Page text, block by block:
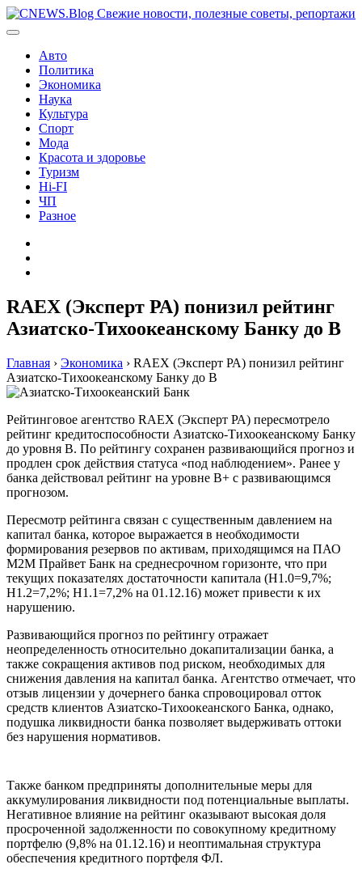
Перейти
к
Авто
Политика
Экономика
Наука
Культура
Спорт
Мода
Красота и здоровье
Туризм
Hi-FI
ЧП
Разное
RAEX (Эксперт РА) понизил рейтинг
Азиатско-Тихоокеанскому Банку до В
Главная › Экономика › RAEX (Эксперт РА) понизил рейтинг
Азиатско-Тихоокеанскому Банку до В
Рейтинговое агентство RAEX (Эксперт РА) пересмотрело
рейтинг кредитоспособности Азиатско-Тихоокеанскому Банку
до уровня В. По рейтингу сохранен развивающийся прогноз и
продлен срок действия статуса «под наблюдением». Ранее у
банка действовал рейтинг на уровне В+ с развивающимся
прогнозом.
Пересмотр рейтинга связан с существенным давлением на
капитал банка, которое выражается в необходимости
формирования резервов по активам, приходящимся на ПАО
М2М Прайвет Банк на среднесрочном горизонте, что при
текущих показателях достаточности капитала (Н1.0=9,7%;
Н1.2=7,2%; Н1.1=7,2% на 01.12.16) может привести к их
нарушению.
Развивающийся прогноз по рейтингу отражает
неопределенность относительно докапитализации банка, а
также сокращения активов под риском, необходимых для
снижения давления на капитал банка. Агентство отмечает, что
отзыв лицензии у дочернего банка спровоцировал отток
средств клиентов Азиатско-Тихоокеанского Банка, однако,
подушка ликвидности банка позволяет выдерживать оттоки
без нарушения нормативов.
Также банком предприняты дополнительные меры для
аккумулирования ликвидности под потенциальные выплаты.
Негативное влияние на рейтинг оказывают высокая доля
просроченной задолженности по совокупному кредитному
портфелю (9,8% на 01.12.16) и неоптимальная структура
обеспечения кредитного портфеля ФЛ.